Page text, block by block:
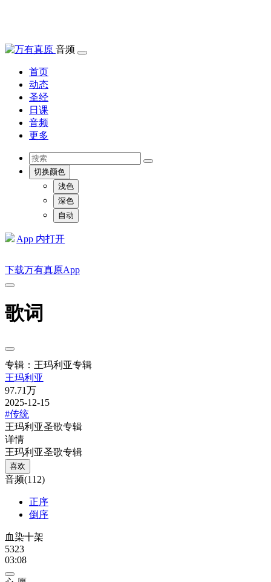
音频
首页
动态
圣经
日课
音频
更多
切换颜色
浅色
深色
自动
App 内打开
下载万有真原App
歌词
专辑：王玛利亚专辑
王玛利亚
97.71万
2025-12-15
#传统
王玛利亚圣歌专辑
详情
王玛利亚圣歌专辑
喜欢
音频(112)
正序
倒序
血染十架
5323
03:08